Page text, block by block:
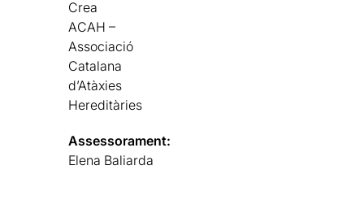
Crea
ACAH –
Associació
Catalana
d’Atàxies
Hereditàries
Assessorament:
Elena Baliarda